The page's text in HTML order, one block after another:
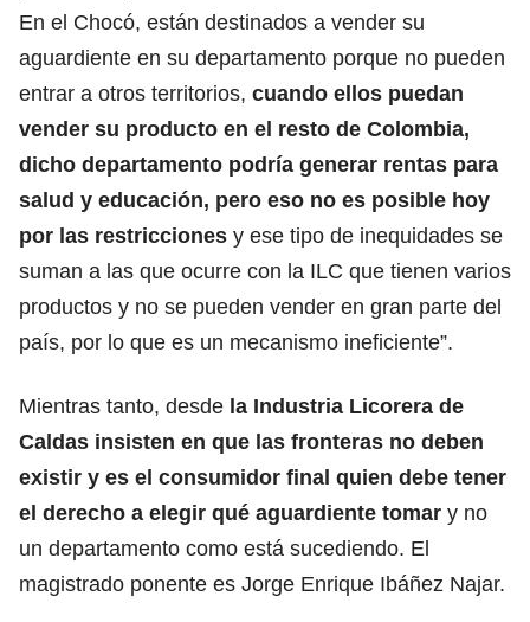
En el Chocó, están destinados a vender su
aguardiente en su departamento porque no pueden
entrar a otros territorios, cuando ellos puedan
vender su producto en el resto de Colombia,
dicho departamento podría generar rentas para
salud y educación, pero eso no es posible hoy
por las restricciones y ese tipo de inequidades se
suman a las que ocurre con la ILC que tienen varios
productos y no se pueden vender en gran parte del
país, por lo que es un mecanismo ineficiente”.
Mientras tanto, desde la Industria Licorera de
Caldas insisten en que las fronteras no deben
existir y es el consumidor final quien debe tener
el derecho a elegir qué aguardiente tomar y no
un departamento como está sucediendo. El
magistrado ponente es Jorge Enrique Ibáñez Najar.